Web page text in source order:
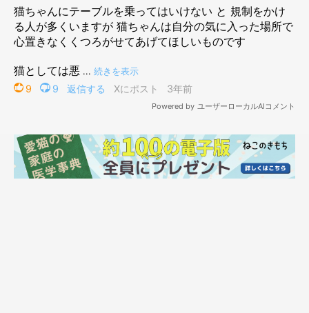
て、日当たりがいいのもポイントかもしれません。
梅ちゃんはテーブルの上でゴロゴロしたり、家の中を見渡したり
していて、テーブルの上は梅ちゃんの場所に